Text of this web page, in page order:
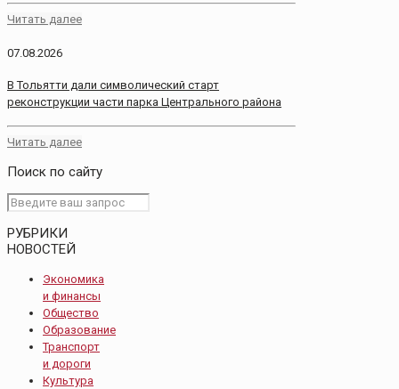
Читать далее
07.08.2026
В Тольятти дали символический старт
реконструкции части парка Центрального района
Читать далее
Поиск по сайту
РУБРИКИ
НОВОСТЕЙ
Экономика
и финансы
Общество
Образование
Транспорт
и дороги
Культура